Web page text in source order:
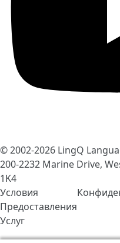
© 2002-2026 LingQ
200-2232 Marine Drive,
1K4
Условия
Предоставления
Услуг